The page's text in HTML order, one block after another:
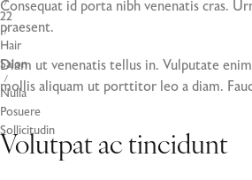
/
22
/
Hair
Salon
/
Nulla
Posuere
Sollicitudin
Consequat id porta nibh venenatis cras.
praesent.
Diam ut venenatis tellus in. Vulputate
mollis aliquam ut porttitor leo a diam.
Volutpat ac tincidunt